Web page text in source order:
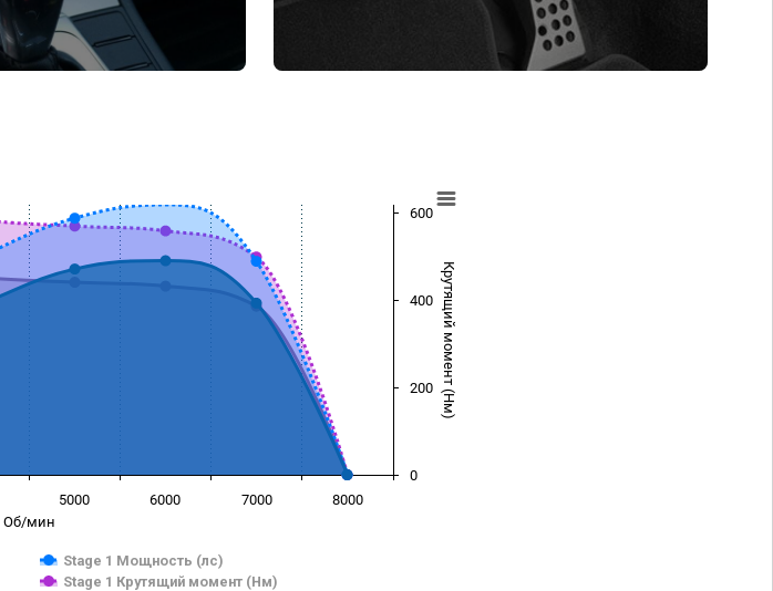
Об/мин
Крутящий момент (Нм)
Stage 1 Мощность (лс)
Stage 1 Крутящий момент (Нм)
5000 6000 7000 8000
0
200
400
600